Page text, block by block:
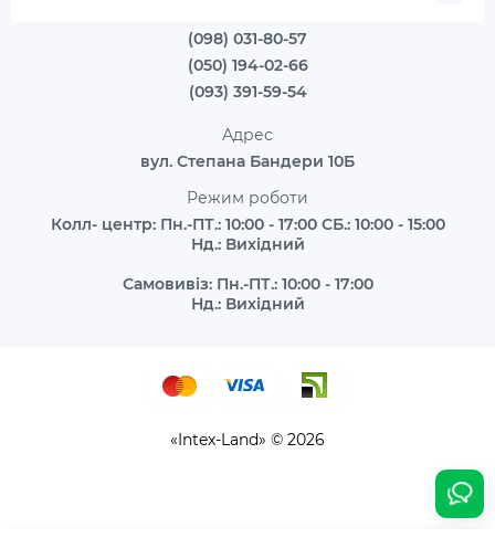
(098) 031-80-57
(050) 194-02-66
(093) 391-59-54
Адрес
вул. Степана Бандери 10Б
Режим роботи
Колл- центр: Пн.-ПТ.: 10:00 - 17:00 СБ.: 10:00 - 15:00
Нд.: Вихідний
Самовивіз: Пн.-ПТ.: 10:00 - 17:00
Нд.: Вихідний
«Intex-Land» © 2026